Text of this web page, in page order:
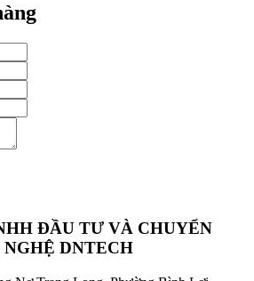
ĐẦU TƯ VÀ CHUYỂN
DNTECH